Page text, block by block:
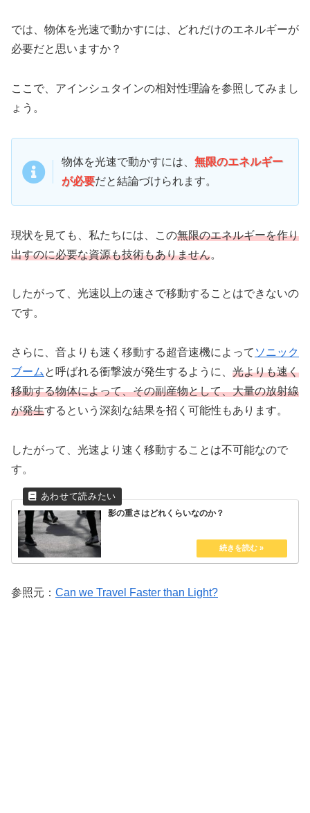
では、物体を光速で動かすには、どれだけのエネルギーが
必要だと思いますか？
ここで、アインシュタインの相対性理論を参照してみまし
ょう。
物体を光速で動かすには、 無限のエネルギー
が必要だと結論づけられます。
現状を見ても、私たちには、この無限のエネルギーを作り
出すのに必要な資源も技術もありません。
したがって、光速以上の速さで移動することはできないの
です。
さらに、音よりも速く移動する超音速機によって ソニック
ブーム と呼ばれる衝撃波が発生するように、 光よりも速く
移動する物体によって、その副産物として、大量の放射線
が発生するという深刻な結果を招く可能性もあります。
したがって、光速より速く移動することは不可能なので
す。
影の重さはどれくらいなのか？
参照元： Can we Travel Faster than Light?